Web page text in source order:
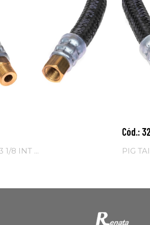
1/8 INT ...
Cód.:
PIG